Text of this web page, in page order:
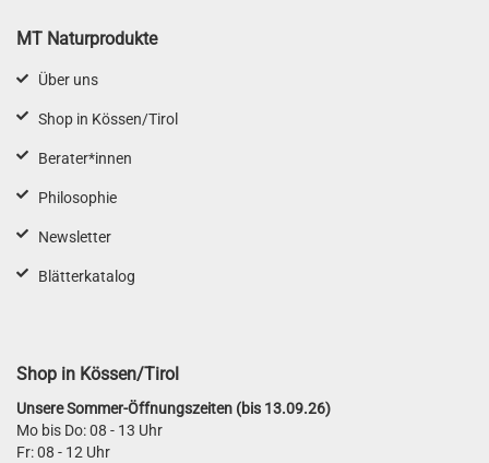
MT Naturprodukte
Über uns
Shop in Kössen/Tirol
Berater*innen
Philosophie
Newsletter
Blätterkatalog
Shop in Kössen/Tirol
Unsere Sommer-Öffnungszeiten (bis 13.09.26)
Mo bis Do: 08 - 13 Uhr
Fr: 08 - 12 Uhr